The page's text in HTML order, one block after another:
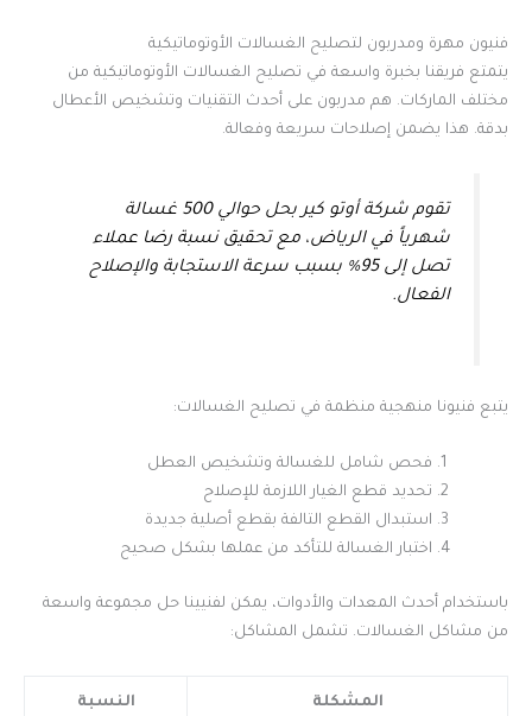
فنيون مهرة ومدربون لتصليح الغسالات الأوتوماتيكية
يتمتع فريقنا بخبرة واسعة في تصليح الغسالات الأوتوماتيكية من
مختلف الماركات. هم مدربون على أحدث التقنيات وتشخيص الأعطال
بدقة. هذا يضمن إصلاحات سريعة وفعالة.
تقوم شركة أوتو كير بحل حوالي 500 غسالة
شهرياً في الرياض، مع تحقيق نسبة رضا عملاء
تصل إلى 95% بسبب سرعة الاستجابة والإصلاح
الفعال.
يتبع فنيونا منهجية منظمة في تصليح الغسالات:
فحص شامل للغسالة وتشخيص العطل
تحديد قطع الغيار اللازمة للإصلاح
استبدال القطع التالفة بقطع أصلية جديدة
اختبار الغسالة للتأكد من عملها بشكل صحيح
باستخدام أحدث المعدات والأدوات، يمكن لفنيينا حل مجموعة واسعة
من مشاكل الغسالات. تشمل المشاكل:
المشكلة النسبة